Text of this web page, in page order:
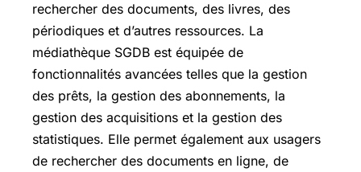
rechercher des documents, des livres, des
périodiques et d’autres ressources. La
médiathèque SGDB est équipée de
fonctionnalités avancées telles que la gestion
des prêts, la gestion des abonnements, la
gestion des acquisitions et la gestion des
statistiques. Elle permet également aux usagers
de rechercher des documents en ligne, de